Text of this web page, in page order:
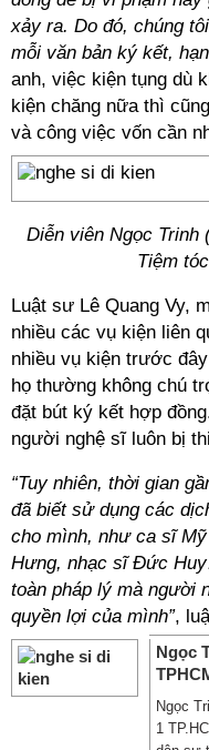
xảy ra. Do đó, chúng
mỗi văn bản ký kết,
anh, việc kiện tụng dù
kiện chăng nữa thì
và công việc vốn cần
Diễn viên Ngọc
Tiệm
Luật sư Lê Quang Vy,
nhiều các vụ kiện liên
nhiều vụ kiện trước
họ thường không chú
đặt bút ký kết hợp
người nghệ sĩ luôn bị
“Tuy nhiên, thời gian
đã biết sử dụng các
cho mình, như ca sĩ
Hưng, nhạc sĩ Đức
toàn pháp lý mà người
quyền lợi của mình”,
Ngọc
Ngọc
1